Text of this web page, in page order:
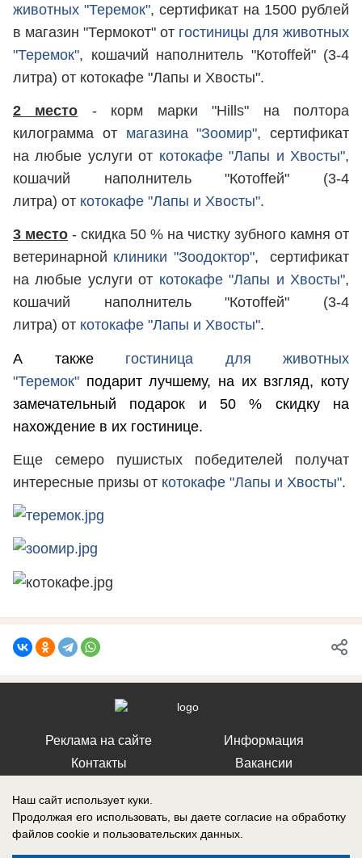
животных "Теремок", сертификат на 1500 рублей
в магазин "Термокот" от гостиницы для животных
"Теремок", кошачий наполнитель "Котоffей" (3-4
литра) от котокафе "Лапы и Хвосты".
2 место - корм марки "Hills" на полтора
килограмма от магазина "Зоомир", сертификат
на любые услуги от котокафе "Лапы и Хвосты",
кошачий наполнитель "Котоffей" (3-4
литра) от котокафе "Лапы и Хвосты".
3 место - скидка 50 % на чистку зубного камня от
ветеринарной клиники "Зоодоктор", сертификат
на любые услуги от котокафе "Лапы и Хвосты",
кошачий наполнитель "Котоffей" (3-4
литра) от котокафе "Лапы и Хвосты".
А также гостиница для животных
"Теремок" подарит лучшему, на их взгляд, коту
замечательный подарок и 50 % скидку на
нахождение в их гостинице.
Еще семеро пушистых победителей получат
интересные призы от котокафе "Лапы и Хвосты".
Реклама на сайте
Контакты
Информация
Вакансии
Наш сайт использует куки.
Продолжая его использовать, вы даете согласие на обработку
файлов cookie и пользовательских данных.